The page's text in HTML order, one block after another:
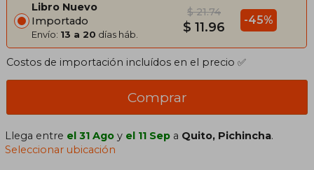
Libro Nuevo
Importado
Envío: 13 a 20 días háb.
$ 21.74
$ 11.96 -45%
Costos de importación incluídos en el precio ✅
Comprar
Llega entre el 31 Ago y el 11 Sep a Quito, Pichincha.
Seleccionar ubicación